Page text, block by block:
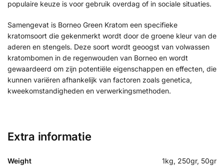
populaire keuze is voor gebruik overdag of in sociale situaties.
Samengevat is Borneo Green Kratom een specifieke
kratomsoort die gekenmerkt wordt door de groene kleur van de
aderen en stengels. Deze soort wordt geoogst van volwassen
kratombomen in de regenwouden van Borneo en wordt
gewaardeerd om zijn potentiële eigenschappen en effecten, die
kunnen variëren afhankelijk van factoren zoals genetica,
kweekomstandigheden en verwerkingsmethoden.
Extra informatie
Weight 1kg, 250gr, 50gr